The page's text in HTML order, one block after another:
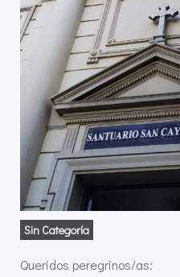
Sin Categoría
Queridos peregrinos/as: